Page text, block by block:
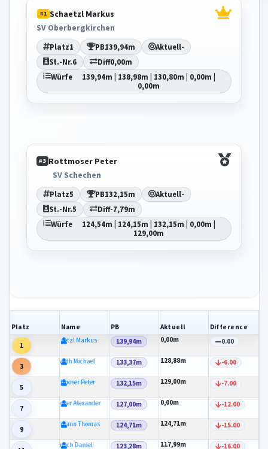
#1 Schaetzl Markus
SV Oberbergkirchen
Platz1 PB139,94m Aktuell-
St.-Nr.6 Diff0,00m
Würfe
139,94m | 138,98m | 130,80m | 0,00m |
0,00m
#3 Rottmoser Peter
SV Schechen
Platz5 PB132,15m Aktuell-
St.-Nr.5 Diff-7,79m
Würfe
124,54m | 124,15m | 132,15m | 0,00m |
129,00m
Platz Name PB Aktuell Difference
1
Schaetzl Markus 139,94m 0,00m 0.00
3
Spaeth Michael 133,37m 128,88m -6.00
5
Rottmoser Peter 132,15m 129,00m -7.00
7
Anzinger Alexander 127,00m 0,00m -12.00
9
Kohlmann Thomas 124,71m 124,71m -15.00
Ulreich Daniel 123,28m 117,99m -16.00